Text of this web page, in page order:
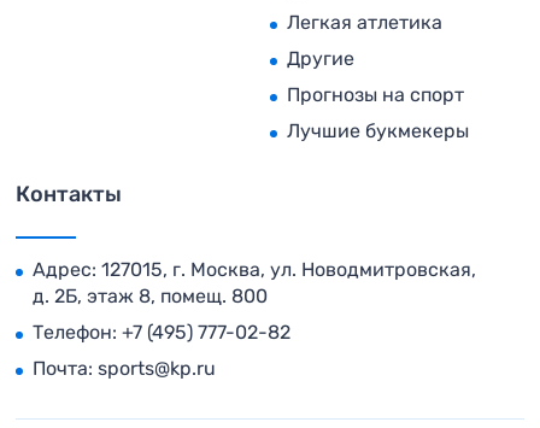
Легкая атлетика
Другие
Прогнозы на спорт
Лучшие букмекеры
Контакты
Адрес: 127015, г. Москва, ул. Новодмитровская,
д. 2Б, этаж 8, помещ. 800
Телефон: +7 (495) 777-02-82
Почта: sports@kp.ru